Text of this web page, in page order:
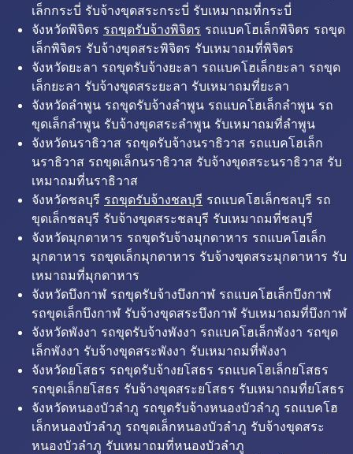
เล็กกระบี่ รับจ้างขุดสระกระบี่ รับเหมาถมที่กระบี่
จังหวัดพิจิตร รถขุดรับจ้างพิจิตร รถแบคโฮเล็กพิจิตร รถขุด
เล็กพิจิตร รับจ้างขุดสระพิจิตร รับเหมาถมที่พิจิตร
จังหวัดยะลา รถขุดรับจ้างยะลา รถแบคโฮเล็กยะลา รถขุด
เล็กยะลา รับจ้างขุดสระยะลา รับเหมาถมที่ยะลา
จังหวัดลำพูน รถขุดรับจ้างลำพูน รถแบคโฮเล็กลำพูน รถ
ขุดเล็กลำพูน รับจ้างขุดสระลำพูน รับเหมาถมที่ลำพูน
จังหวัดนราธิวาส รถขุดรับจ้างนราธิวาส รถแบคโฮเล็ก
นราธิวาส รถขุดเล็กนราธิวาส รับจ้างขุดสระนราธิวาส รับ
เหมาถมที่นราธิวาส
จังหวัดชลบุรี รถขุดรับจ้างชลบุรี รถแบคโฮเล็กชลบุรี รถ
ขุดเล็กชลบุรี รับจ้างขุดสระชลบุรี รับเหมาถมที่ชลบุรี
จังหวัดมุกดาหาร รถขุดรับจ้างมุกดาหาร รถแบคโฮเล็ก
มุกดาหาร รถขุดเล็กมุกดาหาร รับจ้างขุดสระมุกดาหาร รับ
เหมาถมที่มุกดาหาร
จังหวัดบึงกาฬ รถขุดรับจ้างบึงกาฬ รถแบคโฮเล็กบึงกาฬ
รถขุดเล็กบึงกาฬ รับจ้างขุดสระบึงกาฬ รับเหมาถมที่บึงกาฬ
จังหวัดพังงา รถขุดรับจ้างพังงา รถแบคโฮเล็กพังงา รถขุด
เล็กพังงา รับจ้างขุดสระพังงา รับเหมาถมที่พังงา
จังหวัดยโสธร รถขุดรับจ้างยโสธร รถแบคโฮเล็กยโสธร
รถขุดเล็กยโสธร รับจ้างขุดสระยโสธร รับเหมาถมที่ยโสธร
จังหวัดหนองบัวลำภู รถขุดรับจ้างหนองบัวลำภู รถแบคโฮ
เล็กหนองบัวลำภู รถขุดเล็กหนองบัวลำภู รับจ้างขุดสระ
หนองบัวลำภู รับเหมาถมที่หนองบัวลำภู